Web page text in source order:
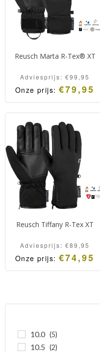
10.0 (5)
10.5 (2)
Reusch Marta R-Tex® XT
Adviesprijs: €99,95
Onze prijs: €79,95
Hoogwaardige dames-
skihandschoen van Reusch
met een extra warme
wollen voering.
Klassieke en designvolle
uitstraling door het Pied
de Poule patroon.
Reusch Tiffany R-Tex XT
Adviesprijs: €89,95
Onze prijs: €74,95
Hoogwaardige dames-
PrimaLoft Gold voering.